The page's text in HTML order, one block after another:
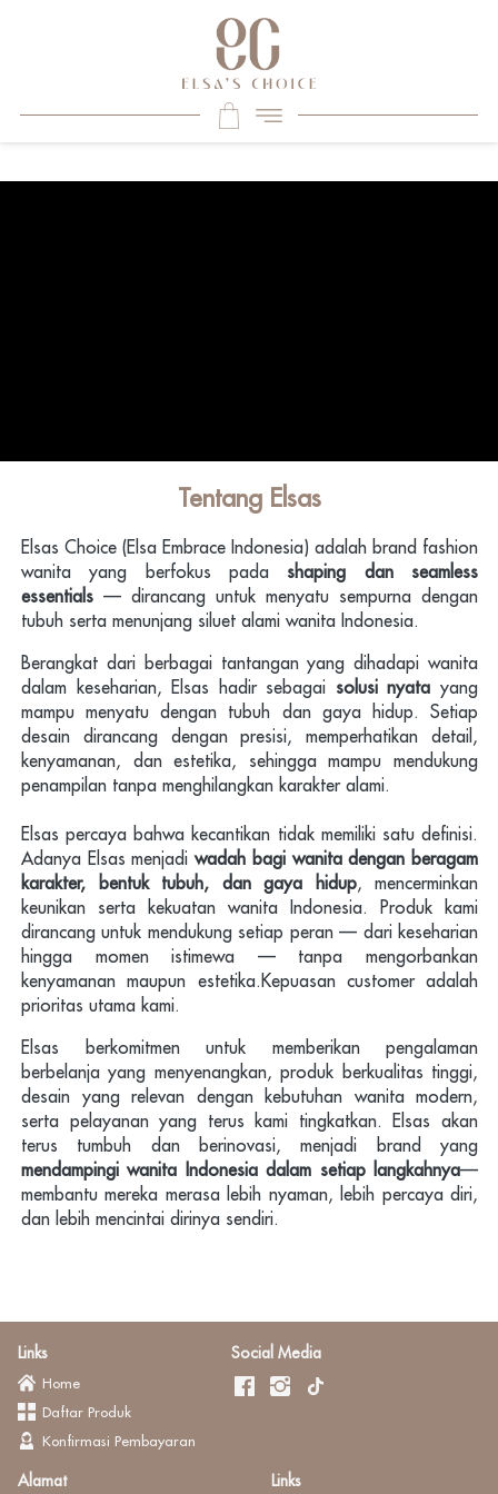
Tentang Elsas
Elsas Choice (Elsa Embrace Indonesia) adalah brand fashion
wanita yang berfokus pada shaping dan seamless
essentials — dirancang untuk menyatu sempurna dengan
tubuh serta menunjang siluet alami wanita Indonesia.
Berangkat dari berbagai tantangan yang dihadapi wanita
dalam keseharian, Elsas hadir sebagai solusi nyata yang
mampu menyatu dengan tubuh dan gaya hidup. Setiap
desain dirancang dengan presisi, memperhatikan detail,
kenyamanan, dan estetika, sehingga mampu mendukung
penampilan tanpa menghilangkan karakter alami.
Elsas percaya bahwa kecantikan tidak memiliki satu definisi.
Adanya Elsas menjadi wadah bagi wanita dengan beragam
karakter, bentuk tubuh, dan gaya hidup, mencerminkan
keunikan serta kekuatan wanita Indonesia. Produk kami
dirancang untuk mendukung setiap peran — dari keseharian
hingga momen istimewa — tanpa mengorbankan
kenyamanan maupun estetika.Kepuasan customer adalah
prioritas utama kami.
Elsas berkomitmen untuk memberikan pengalaman
berbelanja yang menyenangkan, produk berkualitas tinggi,
desain yang relevan dengan kebutuhan wanita modern,
serta pelayanan yang terus kami tingkatkan. Elsas akan
mendampingi wanita Indonesia dalam setiap langkahnya—
membantu mereka merasa lebih nyaman, lebih percaya diri,
dan lebih mencintai dirinya sendiri.
Links
Home
Daftar Produk
Konfirmasi Pembayaran
Social Media
Alamat Links